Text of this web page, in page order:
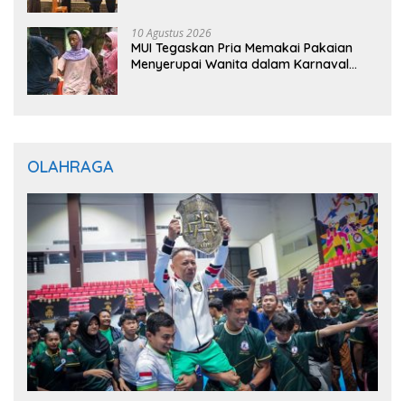
10 Agustus 2026
MUI Tegaskan Pria Memakai Pakaian
Menyerupai Wanita dalam Karnaval
OLAHRAGA